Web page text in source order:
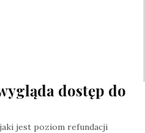
dostęp do
jest poziom refundacji